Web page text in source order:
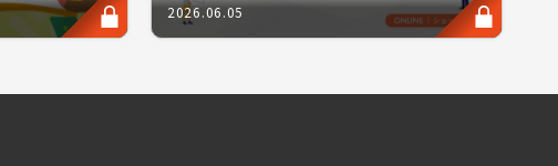
うか。今回は、定性調査のスペシャリスト、
2026.06.05